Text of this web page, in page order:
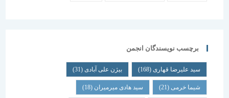
برچسب نویسندگان انجمن
سید علیرضا قهاری(168) بیژن علی آبادی(31)
شیما خرمی(21) سید هادی میرمیران(18)